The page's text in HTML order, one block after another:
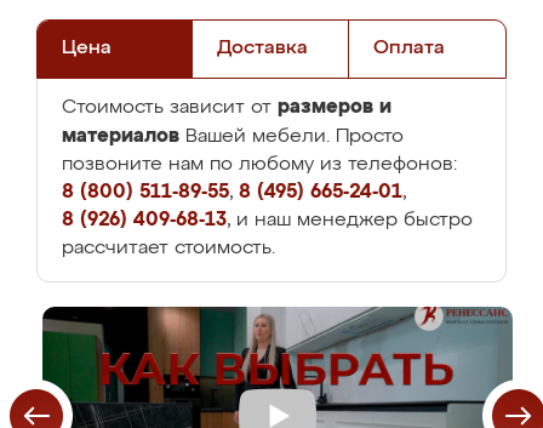
Цена Доставка Оплата
Стоимость зависит от размеров и
материалов Вашей мебели. Просто
позвоните нам по любому из телефонов:
8 (800) 511-89-55, 8 (495) 665-24-01,
8 (926) 409-68-13, и наш менеджер быстро
рассчитает стоимость.